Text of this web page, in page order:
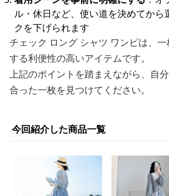
ル・休日など、使い道を決めてから
クを下げられます
チェック ロング シャツ ワンピは、
する利便性の高いアイテムです。
上記のポイントを踏まえながら、自
合った一枚を見つけてください。
今回紹介した商品一覧